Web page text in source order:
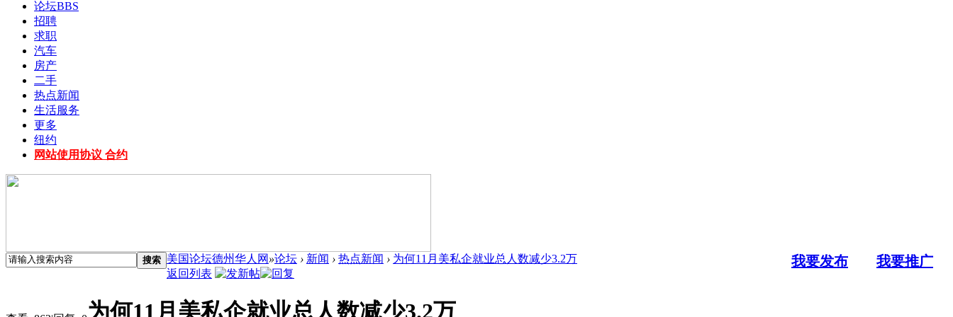
论坛BBS
招聘
求职
汽车
房产
二手
热点新闻
生活服务
更多
纽约
网站使用协议 合约
搜索 我要发布 我要推广
美国论坛德州华人网 »论坛 › 新闻 › 热点新闻 › 为何11月美私企就业总人数减少3.2万
返回列表
为何11月美私企就业总人数减少3.2万